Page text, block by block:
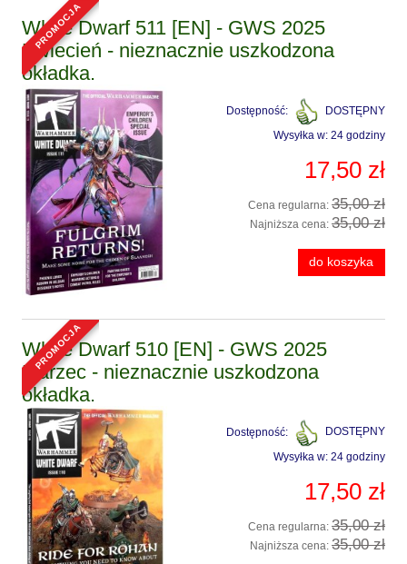
White Dwarf 511 [EN] - GWS 2025
Kwiecień - nieznacznie uszkodzona
okładka.
Dostępność:
DOSTĘPNY
Wysyłka w: 24 godziny
17,50 zł
Cena regularna: 35,00 zł
Najniższa cena: 35,00 zł
do koszyka
promocja
White Dwarf 510 [EN] - GWS 2025
Marzec - nieznacznie uszkodzona
okładka.
Dostępność:
DOSTĘPNY
Wysyłka w: 24 godziny
17,50 zł
Cena regularna: 35,00 zł
Najniższa cena: 35,00 zł
promocja